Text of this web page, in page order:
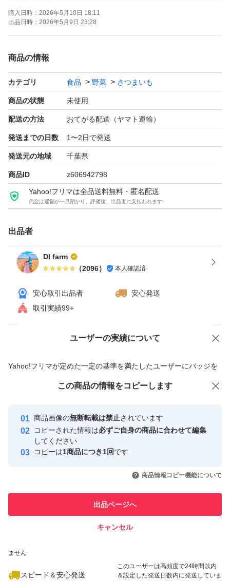
サイズいろいろだから、いろんなお料理にチャレンジ！焼
き芋、蒸し芋、お菓子作りなどにいかがでしょうか？
〜商品概要〜
＊千葉県産 紅はるか BIGサイズ総重量10kgになりま
す。
＊2L3Lサイズです
一本一本厳選したものを土つきにて
段ボールにて発送いたします。(送料込)
＊配送箱サイズ 宅急便80x2使用
＊薄皮な為配送中に擦れたり折れることがあります
千葉県八街市にて
皆様に支えられて創業65年を迎えました。
色々な作物を栽培していますが、
特にこの紅はるかは毎年こだわりぬいて全国に出荷してお
その他のサイズ、数量等もお気軽にコメントをお待ちして
購入日時： 2026年5月10日 18:11
出品日時： 2026年5月9日 23:28
商品の情報
カテゴリ 食品 野菜 さつまいも
商品の状態 未使用
配送の方法 おてがる配送（ヤマト運輸）
発送までの日数 1〜2日で発送
発送元の地域 千葉県
商品ID z606942798
Yahoo!フリマは全品送料無料・匿名配送
代金は運営が一旦預かり、評価後、出品者に支払われます
出品者
DI farm
（2096） 本人確認済
安心取引出品者
安心発送
取引実績99+
ユーザーの実績について
Yahoo!フリマが定めた一定の基準を満たしたユーザーにバッジを
付与しています
安心取引出品者
心・安全なユーザーです
取引実績
引を完了させた実績があります
での取引実績があります
ません
スピード＆安心発送
このユーザーは高頻度で24時間以内
＆設定した発送日数内に発送していま
価格の相談 商品への質問
この商品の情報をコピーします
商品画像の無断転載は禁止されています
コピーされた情報は必ずご自身の商品に合わせて編集
してください
コピーは1商品につき1回です
商品情報コピー機能について
出品ページへ
キャンセル
この商品をみている人にオススメ